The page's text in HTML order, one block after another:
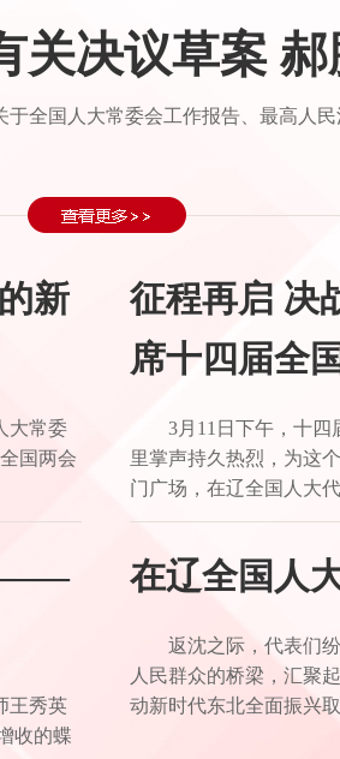
关决议草案
全国人大常委会工作报告、最高人
新
大常委
国两会
征程再启
席十四届全
3月11日下午，十
里掌声持久热烈，为这
门广场，在辽全国人大
——
王秀英
收的蝶
在辽全国人
返沈之际，代表们
人民群众的桥梁，汇聚
动新时代东北全面振兴